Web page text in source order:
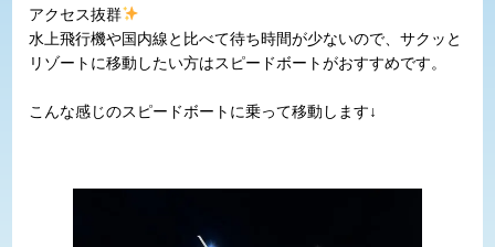
アクセス抜群
水上飛行機や国内線と比べて待ち時間が少ないので、サクッと
リゾートに移動したい方はスピードボートがおすすめです。
こんな感じのスピードボートに乗って移動します↓